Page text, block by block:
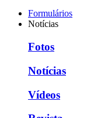
Formulários
Notícias
Fotos
Notícias
Vídeos